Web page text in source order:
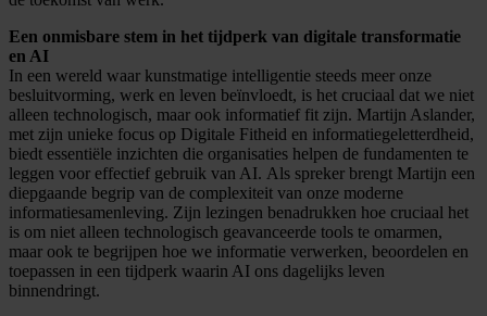
Een onmisbare stem in het tijdperk van digitale transformatie
en AI
In een wereld waar kunstmatige intelligentie steeds meer onze
besluitvorming, werk en leven beïnvloedt, is het cruciaal dat we niet
alleen technologisch, maar ook informatief fit zijn. Martijn Aslander,
met zijn unieke focus op Digitale Fitheid en informatiegeletterdheid,
biedt essentiële inzichten die organisaties helpen de fundamenten te
leggen voor effectief gebruik van AI. Als spreker brengt Martijn een
diepgaande begrip van de complexiteit van onze moderne
informatiesamenleving. Zijn lezingen benadrukken hoe cruciaal het
is om niet alleen technologisch geavanceerde tools te omarmen,
maar ook te begrijpen hoe we informatie verwerken, beoordelen en
toepassen in een tijdperk waarin AI ons dagelijks leven
binnendringt.